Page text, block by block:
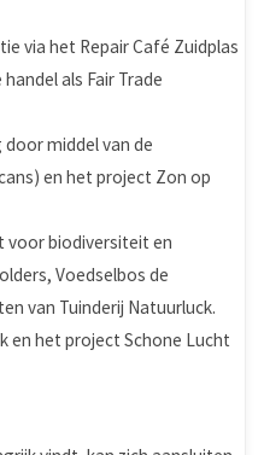
via het Repair Café Zuidplas
als Fair Trade
door middel van de
en het project Zon op
voor biodiversiteit en
Voedselbos de
van Tuinderij Natuurluck.
en het project Schone Lucht